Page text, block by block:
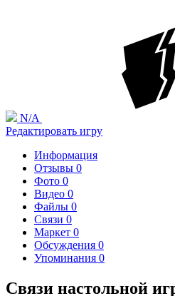
N/A
Редактировать игру
Информация
Отзывы 0
Фото 0
Видео 0
Файлы 0
Связи 0
Маркет 0
Обсуждения 0
Упоминания 0
Связи настольной